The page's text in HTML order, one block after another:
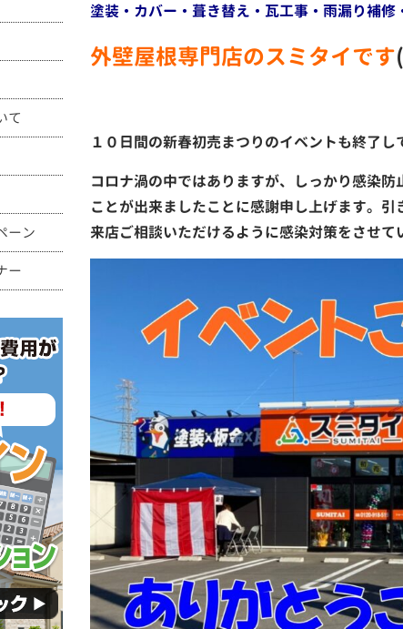
塗装・カバー・葺き替え・瓦工事・雨漏り補
外壁屋根専門店のスミタイです
１０日間の新春初売まつりのイベントも終了
コロナ渦の中ではありますが、しっかり感染
ことが出来ましたことに感謝申し上げます。
来店ご相談いただけるように感染対策をさせて
て
ーン
ー